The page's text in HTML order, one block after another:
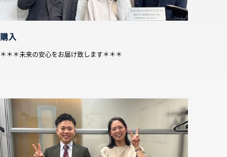
購入
＊＊＊未来の安心をお届け致します＊＊＊